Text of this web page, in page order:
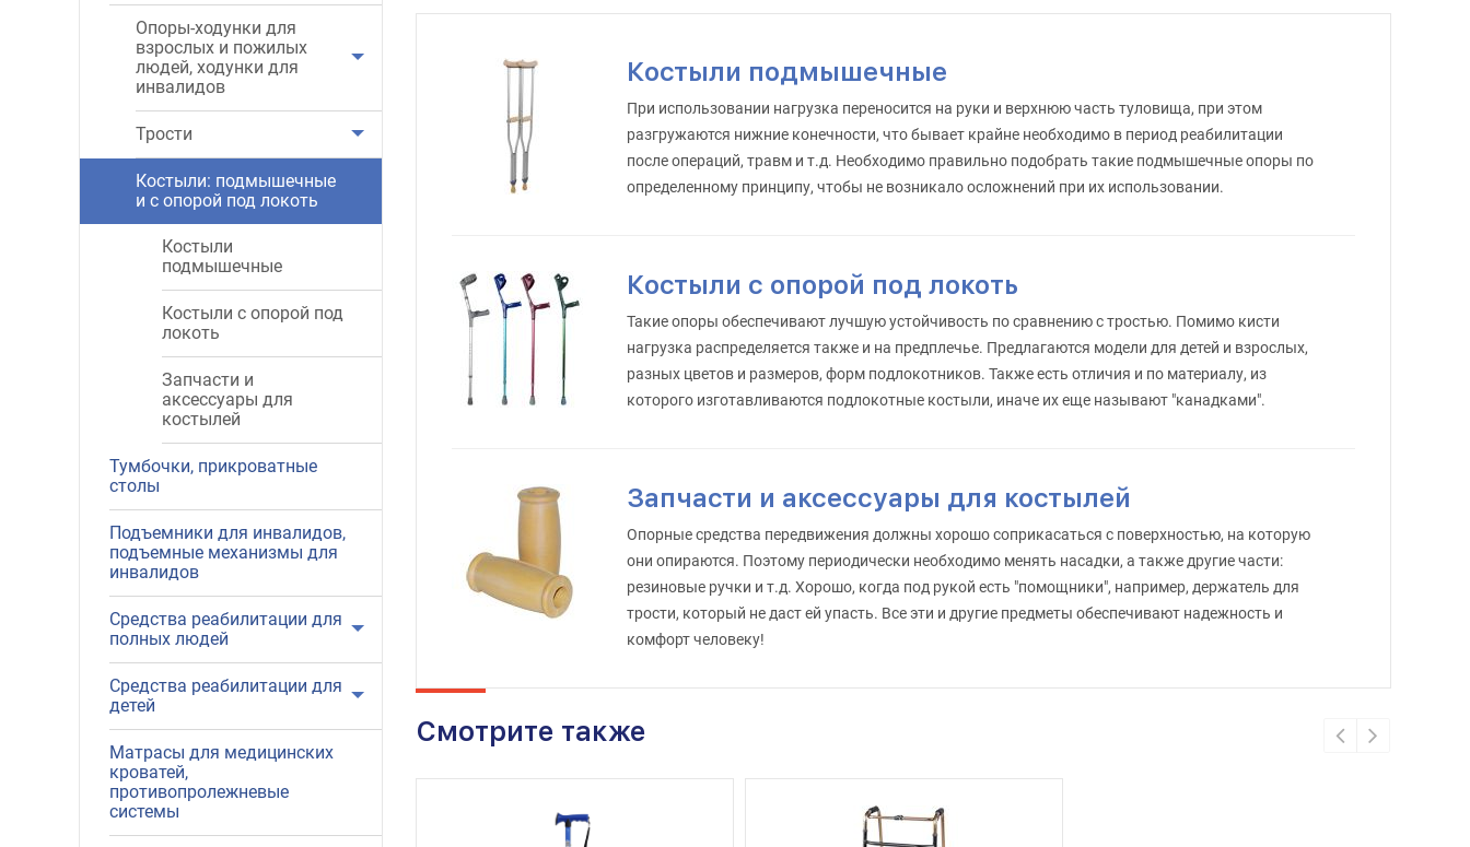
Опоры-ходунки для
взрослых и пожилых
людей, ходунки для
инвалидов
Трости
Костыли: подмышечные
и с опорой под локоть
Костыли
подмышечные
Костыли с опорой под
локоть
Запчасти и
аксессуары для
костылей
Тумбочки, прикроватные
столы
Подъемники для инвалидов,
подъемные механизмы для
инвалидов
Средства реабилитации для
полных людей
Средства реабилитации для
детей
Матрасы для медицинских
кроватей,
противопролежневые
системы
Костыли подмышечные
При использовании нагрузка переносится на руки и верхнюю часть туловища, при этом
разгружаются нижние конечности, что бывает крайне необходимо в период реабилитации
после операций, травм и т.д. Необходимо правильно подобрать такие подмышечные опоры по
определенному принципу, чтобы не возникало осложнений при их использовании.
Костыли с опорой под локоть
Такие опоры обеспечивают лучшую устойчивость по сравнению с тростью. Помимо кисти
нагрузка распределяется также и на предплечье. Предлагаются модели для детей и взрослых,
разных цветов и размеров, форм подлокотников. Также есть отличия и по материалу, из
которого изготавливаются подлокотные костыли, иначе их еще называют "канадками".
Запчасти и аксессуары для костылей
Опорные средства передвижения должны хорошо соприкасаться с поверхностью, на которую
они опираются. Поэтому периодически необходимо менять насадки, а также другие части:
резиновые ручки и т.д. Хорошо, когда под рукой есть "помощники", например, держатель для
трости, который не даст ей упасть. Все эти и другие предметы обеспечивают надежность и
комфорт человеку!
Смотрите также